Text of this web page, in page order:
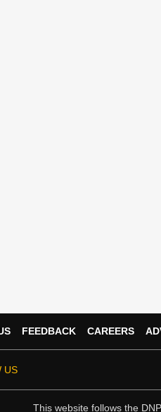
FEEDBACK CAREERS
US
This website follows the